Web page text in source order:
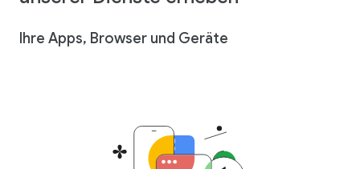
Ihre Apps, Browser und Geräte